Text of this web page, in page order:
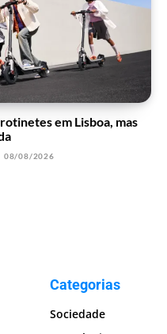
em Lisboa, mas
08/08/2026
Categorias
Sociedade